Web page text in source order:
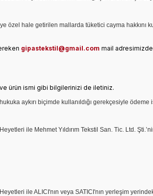
özel hale getirilen mallarda tüketici cayma hakkını
gipastekstil@gmail.com mail
ürün ismi gibi bilgilerinizi de iletiniz.
aykırı biçimde kullanıldığı gerekçesiyle
ile Mehmet Yıldırım Tekstil San. Tic. Ltd. Şti.
ile ALICI'nın veya SATICI'nın yerleşim